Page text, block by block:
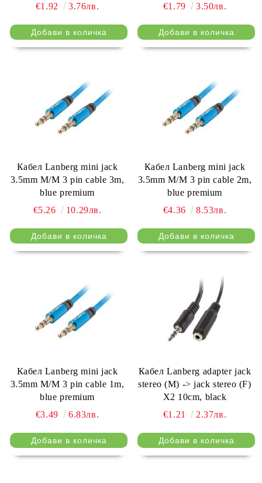
€1.92
3.76лв.
€1.79
3.50лв.
Кабел Lanberg mini jack
3.5mm M/M 3 pin cable 3m,
blue premium
€5.26
10.29лв.
Кабел Lanberg mini jack
3.5mm M/M 3 pin cable 2m,
blue premium
€4.36
8.53лв.
Кабел Lanberg mini jack
3.5mm M/M 3 pin cable 1m,
blue premium
€3.49
6.83лв.
Кабел Lanberg adapter jack
stereo (M) -> jack stereo (F)
X2 10cm, black
€1.21
2.37лв.